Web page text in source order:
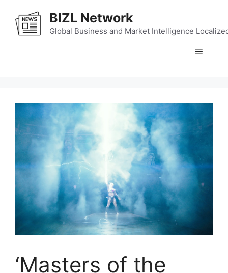
content
BIZL Network
Global Business and Market Intelligence
Menu
‘Masters of the